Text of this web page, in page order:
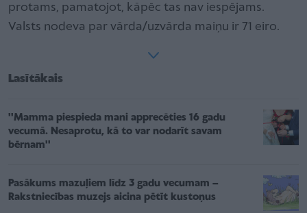
protams, pamatojot, kāpēc tas nav iespējams.
Valsts nodeva par vārda/uzvārda maiņu ir 71 eiro.
Lasītākais
''Mamma piespieda mani apprecēties 16 gadu
vecumā. Nesaprotu, kā to var nodarīt savam
bērnam''
Pasākums mazuļiem līdz 3 gadu vecumam –
Rakstniecības muzejs aicina pētīt kustoņus